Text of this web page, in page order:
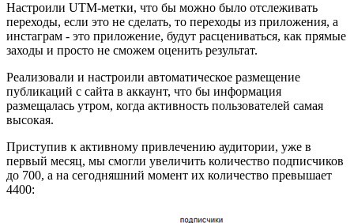
Настроили UTM-метки, что бы можно было отслеживать
переходы, если это не сделать, то переходы из приложения, а
инстаграм - это приложение, будут расцениваться, как прямые
заходы и просто не сможем оценить результат.
Реализовали и настроили автоматическое размещение
публикаций с сайта в аккаунт, что бы информация
размещалась утром, когда активность пользователей самая
высокая.
Приступив к активному привлечению аудитории, уже в
первый месяц, мы смогли увеличить количество подписчиков
до 700, а на сегодняшний момент их количество превышает
4400: